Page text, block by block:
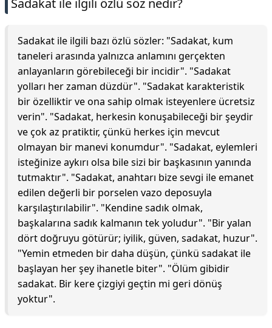
Sadakat ile ilgili özlü söz nedir?
Sadakat ile ilgili bazı özlü sözler: "Sadakat, kum
taneleri arasında yalnızca anlamını gerçekten
anlayanların görebileceği bir incidir". "Sadakat
yolları her zaman düzdür". "Sadakat karakteristik
bir özelliktir ve ona sahip olmak isteyenlere ücretsiz
verin". "Sadakat, herkesin konuşabileceği bir şeydir
ve çok az pratiktir, çünkü herkes için mevcut
olmayan bir manevi konumdur". "Sadakat, eylemleri
isteğinize aykırı olsa bile sizi bir başkasının yanında
tutmaktır". "Sadakat, anahtarı bize sevgi ile emanet
edilen değerli bir porselen vazo deposuyla
karşılaştırılabilir". "Kendine sadık olmak,
başkalarına sadık kalmanın tek yoludur". "Bir yalan
dört doğruyu götürür; iyilik, güven, sadakat, huzur".
"Yemin etmeden bir daha düşün, çünkü sadakat ile
başlayan her şey ihanetle biter". "Ölüm gibidir
sadakat. Bir kere çizgiyi geçtin mi geri dönüş
yoktur".